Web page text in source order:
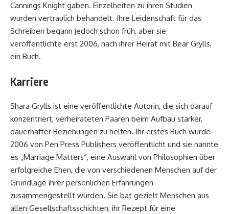
Cannings Knight gaben. Einzelheiten zu ihren Studien
wurden vertraulich behandelt. Ihre Leidenschaft für das
Schreiben begann jedoch schon früh, aber sie
veröffentlichte erst 2006, nach ihrer Heirat mit Bear Grylls,
ein Buch.
Karriere
Shara Grylls ist eine veröffentlichte Autorin, die sich darauf
konzentriert, verheirateten Paaren beim Aufbau starker,
dauerhafter Beziehungen zu helfen. Ihr erstes Buch wurde
2006 von Pen Press Publishers veröffentlicht und sie nannte
es „Marriage Matters“, eine Auswahl von Philosophien über
erfolgreiche Ehen, die von verschiedenen Menschen auf der
Grundlage ihrer persönlichen Erfahrungen
zusammengestellt wurden. Sie bat gezielt Menschen aus
allen Gesellschaftsschichten, ihr Rezept für eine